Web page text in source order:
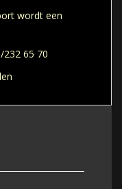
wordt een
65 70